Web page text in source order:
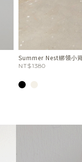
人像刺繡坑紋細肩背心
NT$1680